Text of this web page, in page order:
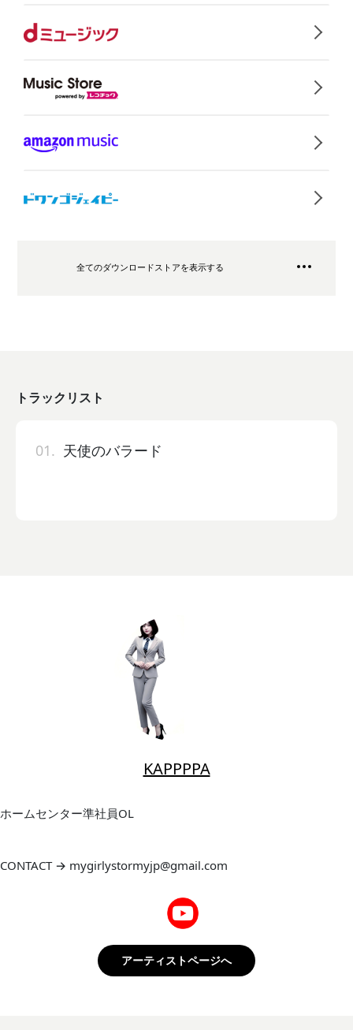
全てのダウンロードストアを表示する
トラックリスト
01. 天使のバラード
KAPPPPA
ホームセンター準社員OL
CONTACT → mygirlystormyjp@gmail.com
アーティストページへ